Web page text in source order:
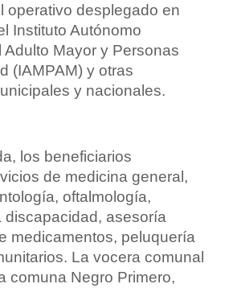
operativo desplegado en
Instituto Autónomo
Adulto Mayor y Personas
(IAMPAM) y otras
y nacionales.
los beneficiarios
de medicina general,
oftalmología,
discapacidad, asesoría
medicamentos, peluquería
La vocera comunal
comuna Negro Primero,